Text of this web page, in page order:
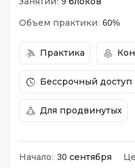
Объем практики: 60%
Практика
Бессрочный доступ
Для продвинутых
Начало: 30 сентября